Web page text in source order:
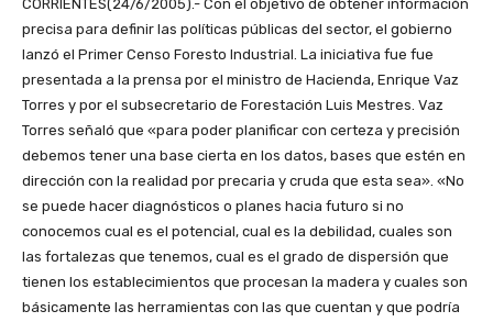
CORRIENTES(24/6/2005).- Con el objetivo de obtener información
precisa para definir las políticas públicas del sector, el gobierno
lanzó el Primer Censo Foresto Industrial. La iniciativa fue fue
presentada a la prensa por el ministro de Hacienda, Enrique Vaz
Torres y por el subsecretario de Forestación Luis Mestres. Vaz
Torres señaló que «para poder planificar con certeza y precisión
debemos tener una base cierta en los datos, bases que estén en
dirección con la realidad por precaria y cruda que esta sea». «No
se puede hacer diagnósticos o planes hacia futuro si no
conocemos cual es el potencial, cual es la debilidad, cuales son
las fortalezas que tenemos, cual es el grado de dispersión que
tienen los establecimientos que procesan la madera y cuales son
básicamente las herramientas con las que cuentan y que podría